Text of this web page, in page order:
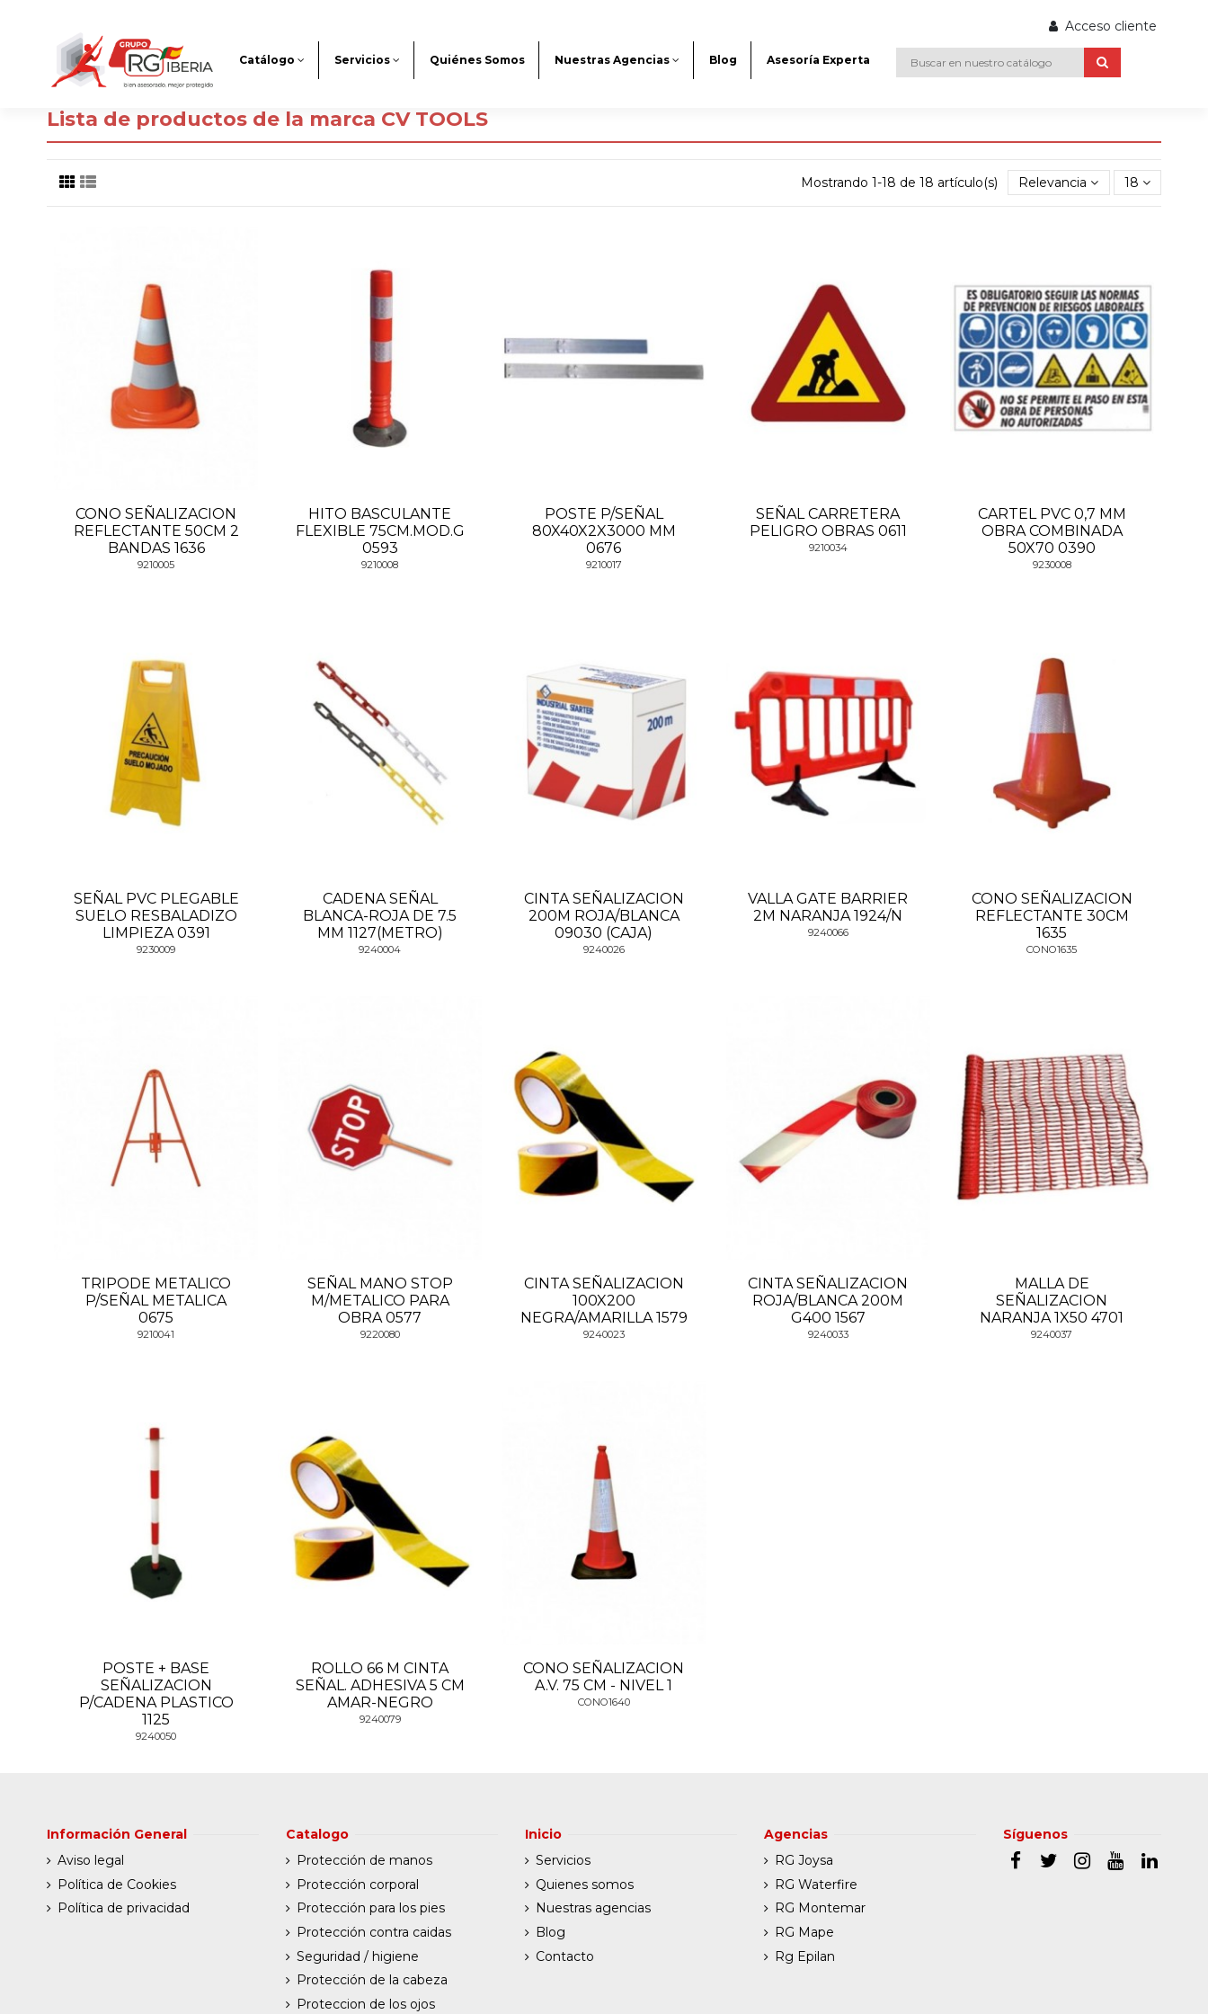
Acceso cliente
Catálogo Servicios Quiénes Somos Nuestras Agencias Blog Asesoría Experta
Lista de productos de la marca CV TOOLS
Mostrando 1-18 de 18 artículo(s) Relevancia 18
CONO SEÑALIZACION
REFLECTANTE 50CM 2
BANDAS 1636
9210005
HITO BASCULANTE
FLEXIBLE 75CM.MOD.G
0593
9210008
POSTE P/SEÑAL
80X40X2X3000 MM
0676
9210017
SEÑAL CARRETERA
PELIGRO OBRAS 0611
9210034
CARTEL PVC 0,7 MM
OBRA COMBINADA
50X70 0390
9230008
SEÑAL PVC PLEGABLE
SUELO RESBALADIZO
LIMPIEZA 0391
9230009
CADENA SEÑAL
BLANCA-ROJA DE 7.5
MM 1127(METRO)
9240004
CINTA SEÑALIZACION
200M ROJA/BLANCA
09030 (CAJA)
9240026
VALLA GATE BARRIER
2M NARANJA 1924/N
9240066
CONO SEÑALIZACION
REFLECTANTE 30CM
1635
CONO1635
TRIPODE METALICO
P/SEÑAL METALICA
0675
9210041
SEÑAL MANO STOP
M/METALICO PARA
OBRA 0577
9220080
CINTA SEÑALIZACION
100X200
NEGRA/AMARILLA 1579
9240023
CINTA SEÑALIZACION
ROJA/BLANCA 200M
G400 1567
9240033
MALLA DE
SEÑALIZACION
NARANJA 1X50 4701
9240037
POSTE + BASE
SEÑALIZACION
P/CADENA PLASTICO
1125
9240050
ROLLO 66 M CINTA
SEÑAL. ADHESIVA 5 CM
AMAR-NEGRO
9240079
CONO SEÑALIZACION
A.V. 75 CM - NIVEL 1
CONO1640
Información General
Aviso legal
Política de Cookies
Política de privacidad
Catalogo
Protección de manos
Protección corporal
Protección para los pies
Protección contra caidas
Seguridad / higiene
Protección de la cabeza
Proteccion de los ojos
Inicio
Servicios
Quienes somos
Nuestras agencias
Blog
Contacto
Agencias
RG Joysa
RG Waterfire
RG Montemar
RG Mape
Rg Epilan
Síguenos